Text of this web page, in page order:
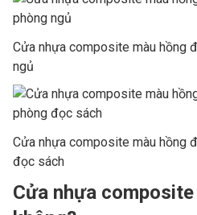
Cửa nhựa composite màu hồng
ngủ
Cửa nhựa composite màu hồng
đọc sách
Cửa nhựa